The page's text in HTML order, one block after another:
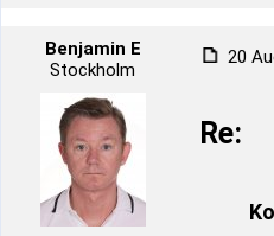
Benjamin E
Stockholm
20
Re: